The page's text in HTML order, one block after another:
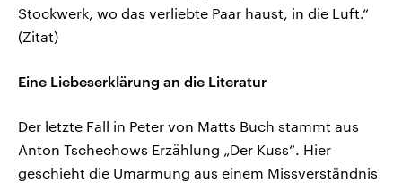
Stockwerk, wo das verliebte Paar haust, in die Luft.“
(Zitat)
Eine Liebeserklärung an die Literatur
Der letzte Fall in Peter von Matts Buch stammt aus
Anton Tschechows Erzählung „Der Kuss“. Hier
geschieht die Umarmung aus einem Missverständnis